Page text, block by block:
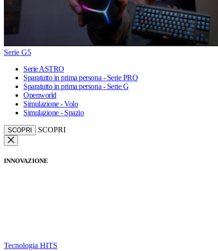
Serie G5
Serie ASTRO
Sparatutto in prima persona - Serie PRO
Sparatutto in prima persona - Serie G
Openworld
Simulazione - Volo
Simulazione - Spazio
SCOPRI SCOPRI
INNOVAZIONE
Tecnologia HITS